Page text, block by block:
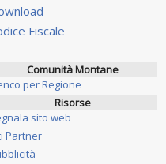
Fiscale
Comunità Montane
per Regione
Risorse
sito web
Partner